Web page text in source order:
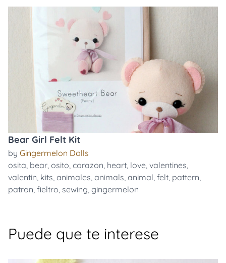
Bear Girl Felt Kit
by Gingermelon Dolls
osita, bear, osito, corazon, heart, love, valentines,
valentin, kits, animales, animals, animal, felt, pattern,
patron, fieltro, sewing, gingermelon
Puede que te interese